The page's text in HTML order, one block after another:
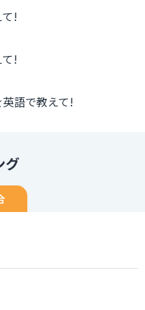
!
!
語で教えて!
グ